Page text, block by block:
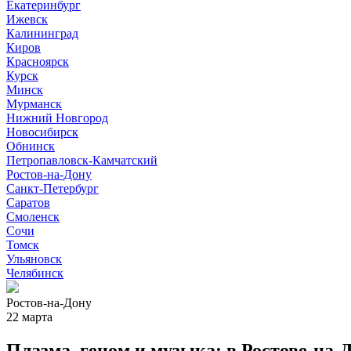
Екатеринбург
Ижевск
Калининград
Киров
Красноярск
Курск
Минск
Мурманск
Нижний Новгород
Новосибирск
Обнинск
Петропавловск-Камчатский
Ростов-на-Дону
Санкт-Петербург
Саратов
Смоленск
Сочи
Томск
Ульяновск
Челябинск
Ростов-на-Дону
22 марта